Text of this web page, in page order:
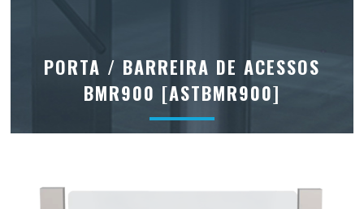
PORTA / BARREIRA DE ACESSOS
BMR900 [ASTBMR900]